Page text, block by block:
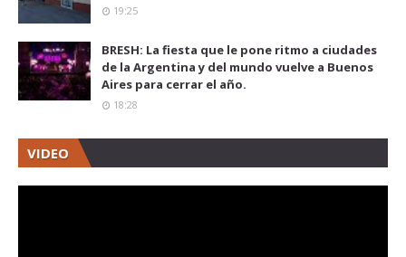
19:25
BRESH: La fiesta que le pone ritmo a ciudades
de la Argentina y del mundo vuelve a Buenos
Aires para cerrar el año.
18:28
VIDEO